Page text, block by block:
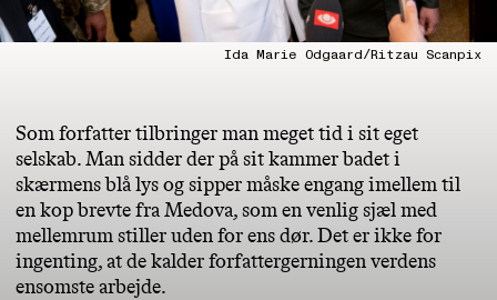
Ida Marie Odgaard/Ritzau Scanpix
Som forfatter tilbringer man meget tid i sit eget
selskab. Man sidder der på sit kammer badet i
skærmens blå lys og sipper måske engang imellem til
en kop brevte fra Medova, som en venlig sjæl med
mellemrum stiller uden for ens dør. Det er ikke for
ingenting, at de kalder forfattergerningen verdens
ensomste arbejde.